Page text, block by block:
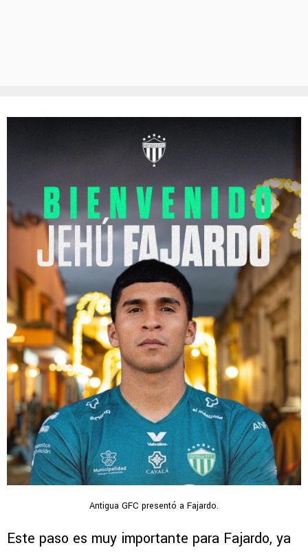
Antigua GFC presentó a Fajardo.
Este paso es muy importante para Fajardo, ya